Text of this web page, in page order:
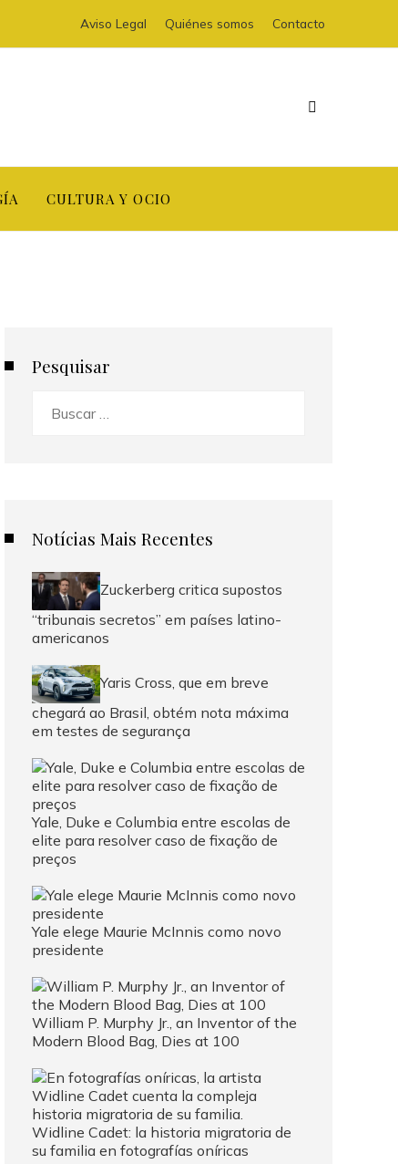
Aviso Legal Quiénes somos Contacto
CULTURA Y OCIO
Pesquisar
Notícias Mais Recentes
Zuckerberg critica supostos
“tribunais secretos” em países latino-
americanos
Yaris Cross, que em breve
chegará ao Brasil, obtém nota máxima
em testes de segurança
Yale, Duke e Columbia entre escolas de
elite para resolver caso de fixação de
preços
Yale elege Maurie McInnis como novo
presidente
William P. Murphy Jr., an Inventor of the
Modern Blood Bag, Dies at 100
Widline Cadet: la historia migratoria de
su familia en fotografías oníricas